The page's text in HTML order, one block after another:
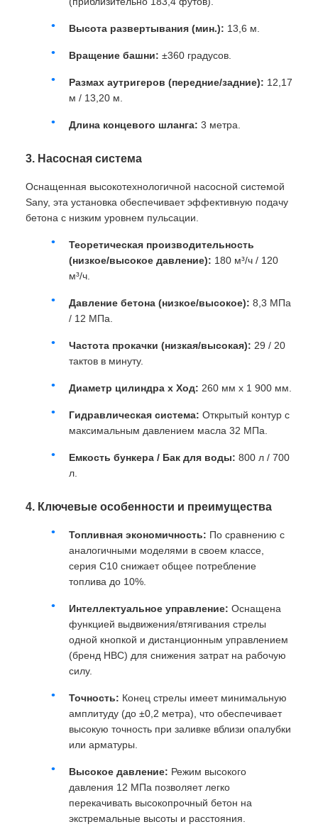
Высота развертывания (мин.): 13,6 м.
Вращение башни: ±360 градусов.
Размах аутригеров (передние/задние): 12,17
м / 13,20 м.
Длина концевого шланга: 3 метра.
3. Насосная система
Оснащенная высокотехнологичной насосной системой
Sany, эта установка обеспечивает эффективную подачу
бетона с низким уровнем пульсации.
Теоретическая производительность
(низкое/высокое давление): 180 м³/ч / 120
м³/ч.
Давление бетона (низкое/высокое): 8,3 МПа
/ 12 МПа.
Частота прокачки (низкая/высокая): 29 / 20
тактов в минуту.
Диаметр цилиндра x Ход: 260 мм x 1 900 мм.
Гидравлическая система: Открытый контур с
максимальным давлением масла 32 МПа.
Емкость бункера / Бак для воды: 800 л / 700
л.
4. Ключевые особенности и преимущества
Топливная экономичность: По сравнению с
аналогичными моделями в своем классе,
серия C10 снижает общее потребление
топлива до 10%.
Интеллектуальное управление: Оснащена
функцией выдвижения/втягивания стрелы
одной кнопкой и дистанционным управлением
(бренд HBC) для снижения затрат на рабочую
силу.
Точность: Конец стрелы имеет минимальную
амплитуду (до ±0,2 метра), что обеспечивает
высокую точность при заливке вблизи опалубки
или арматуры.
Высокое давление: Режим высокого
давления 12 МПа позволяет легко
перекачивать высокопрочный бетон на
экстремальные высоты и расстояния.